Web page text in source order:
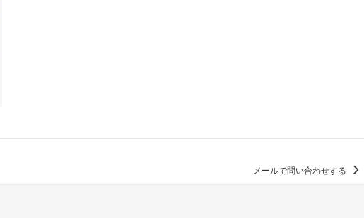
メールで問い合わせする